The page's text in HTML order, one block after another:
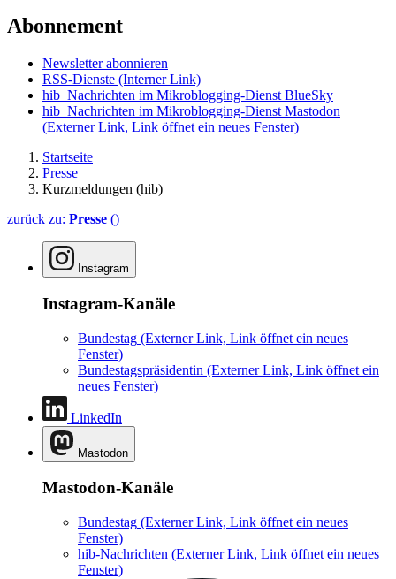
Abonnement
Newsletter abonnieren
RSS-Dienste (Interner Link)
hib_Nachrichten im Mikroblogging-Dienst BlueSky
hib_Nachrichten im Mikroblogging-Dienst Mastodon
(Externer Link, Link öffnet ein neues Fenster)
Startseite
Presse
Kurzmeldungen (hib)
zurück zu: Presse ()
Instagram
Instagram-Kanäle
Bundestag (Externer Link, Link öffnet ein neues
Fenster)
Bundestagspräsidentin (Externer Link, Link öffnet ein
neues Fenster)
LinkedIn
Mastodon
Mastodon-Kanäle
Bundestag (Externer Link, Link öffnet ein neues
Fenster)
hib-Nachrichten (Externer Link, Link öffnet ein neues
Fenster)